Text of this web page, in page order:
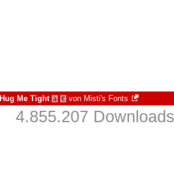
Hug Me Tight à € von Misti's Fonts
4.855.207